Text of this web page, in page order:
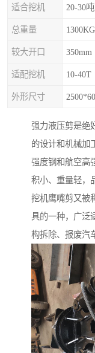
适合挖机 20-30吨
总重量 1300KG
较大开口 350mm
适配挖机 10-40T
外形尺寸
强力液压剪是绝
的设计和机械加
强度钢和航空高
积小、重量轻，
挖机鹰嘴剪又被
具的一种，广泛
构拆除、报废汽